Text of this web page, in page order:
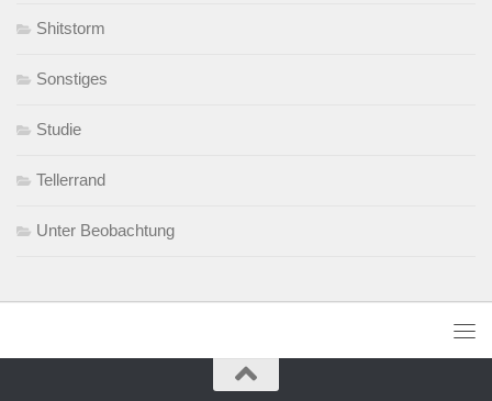
Shitstorm
Sonstiges
Studie
Tellerrand
Unter Beobachtung